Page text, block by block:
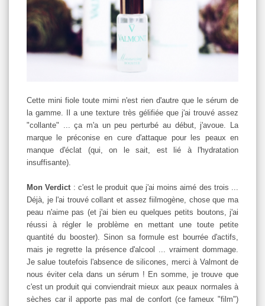
Cette mini fiole toute mimi n'est rien d'autre que le sérum de
la gamme. Il a une texture très gélifiée que j'ai trouvé assez
"collante" ... ça m'a un peu perturbé au début, j'avoue. La
marque le préconise en cure d'attaque pour les peaux en
manque d'éclat (qui, on le sait, est lié à l'hydratation
insuffisante).
Mon Verdict : c'est le produit que j'ai moins aimé des trois ...
Déjà, je l'ai trouvé collant et assez fiilmogène, chose que ma
peau n'aime pas (et j'ai bien eu quelques petits boutons, j'ai
réussi à régler le problème en mettant une toute petite
quantité du booster). Sinon sa formule est bourrée d'actifs,
mais je regrette la présence d'alcool ... vraiment dommage.
Je salue toutefois l'absence de silicones, merci à Valmont de
nous éviter cela dans un sérum ! En somme, je trouve que
c'est un produit qui conviendrait mieux aux peaux normales à
sèches car il apporte pas mal de confort (ce fameux "film")